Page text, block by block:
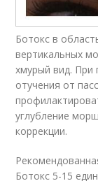
Ботокс в
вертикальных
хмурый вид. При
отучения от
углубление
коррекции.
Ботокс 5-15